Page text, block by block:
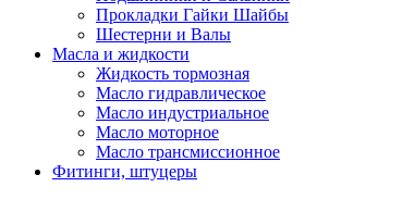
Прокладки Гайки Шайбы
Шестерни и Валы
Масла и жидкости
Жидкость тормозная
Масло гидравлическое
Масло индустриальное
Масло моторное
Масло трансмиссионное
Фитинги, штуцеры